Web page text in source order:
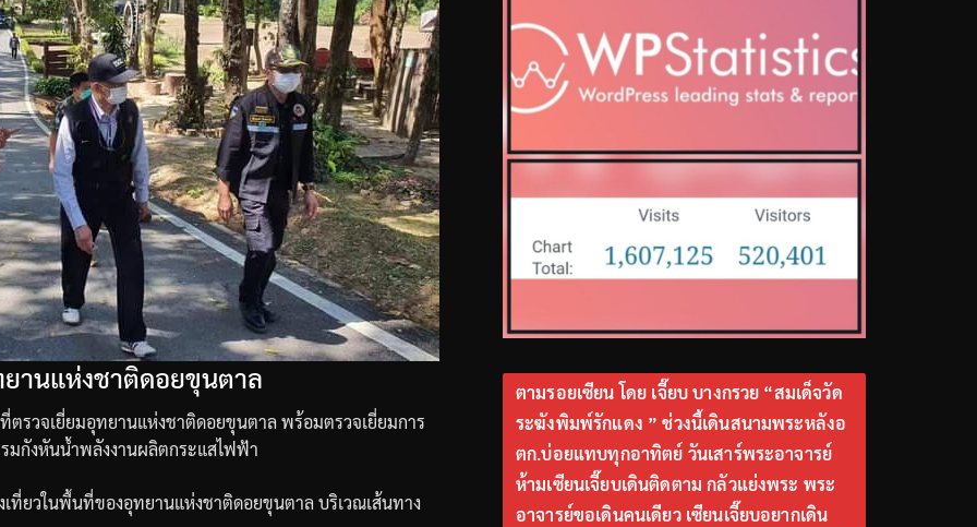
ยานแห่งชาติดอยขุนตาล
ตรวจเยี่ยมอุทยานแห่งชาติดอยขุนตาล พร้อมตรวจเยี่ยมการ
มกังหันน้ำพลังงานผลิตกระแสไฟฟ้า
เที่ยวในพื้นที่ของอุทยานแห่งชาติดอยขุนตาล บริเวณเส้นทาง
ตามรอยเซียน โดย เจี๊ยบ บางกรวย “สมเด็จวัด
ระฆังพิมพ์รักแดง ” ช่วงนี้เดินสนามพระหลังอ
ตก.บ่อยแทบทุกอาทิตย์ วันเสาร์พระอาจารย์
ห้ามเซียนเจี๊ยบเดินติดตาม กลัวแย่งพระ พระ
อาจารย์ขอเดินคนเดียว เซียนเจี๊ยบอยากเดิน